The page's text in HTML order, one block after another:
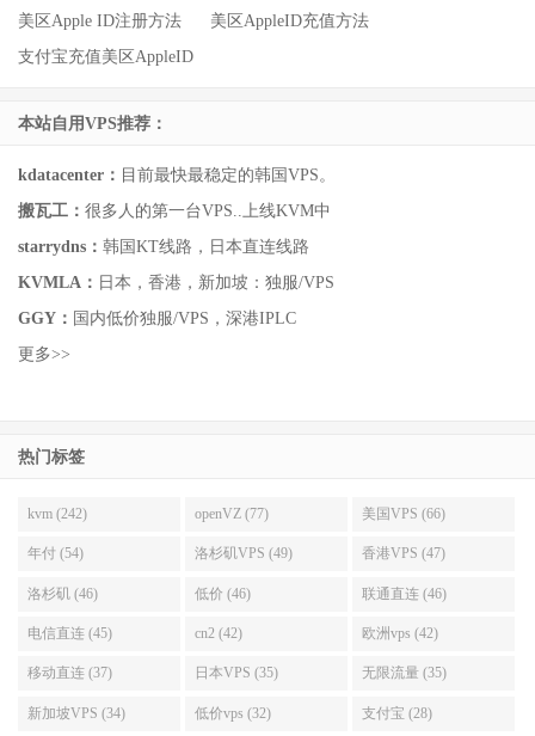
美区Apple ID注册方法
美区AppleID充值方法
支付宝充值美区AppleID
本站自用VPS推荐：
kdatacenter： 目前最快最稳定的韩国VPS。
搬瓦工： 很多人的第一台VPS..上线KVM中
starrydns： 韩国KT线路，日本直连线路
KVMLA： 日本，香港，新加坡：独服/VPS
GGY： 国内低价独服/VPS，深港IPLC
更多>>
热门标签
kvm (242) openVZ (77) 美国VPS (66)
年付 (54) 洛杉矶VPS (49) 香港VPS (47)
洛杉矶 (46) 低价 (46) 联通直连 (46)
电信直连 (45) cn2 (42) 欧洲vps (42)
移动直连 (37) 日本VPS (35) 无限流量 (35)
新加坡VPS (34) 低价vps (32) 支付宝 (28)